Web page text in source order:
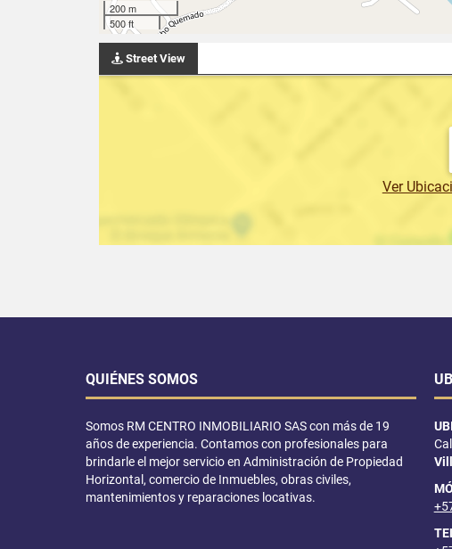
200 m
500 ft
Street View
Ver
QUIÉNES SOMOS
Somos RM CENTRO INMOBILIARIO SAS con más de 19
años de experiencia. Contamos con profesionales para
brindarle el mejor servicio en Administración de Propiedad
Horizontal, comercio de Inmuebles, obras civiles,
mantenimientos y reparaciones locativas.